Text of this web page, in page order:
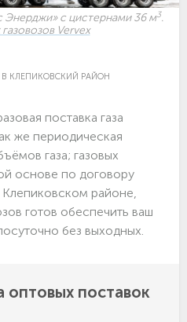
Энерджи» с цистернами 36 м3.
Vervex
КЛЕПИКОВСКИЙ РАЙОН
поставка газа
же периодическая
газа; газовых
основе по договору
районе,
готов обеспечить ваш
без выходных.
оптовых поставок